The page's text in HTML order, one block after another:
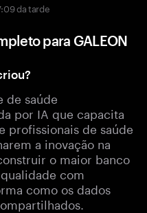
da tarde
para GALEON
de saúde
por IA que capacita
profissionais de saúde
a inovação na
o maior banco
com
como os dados